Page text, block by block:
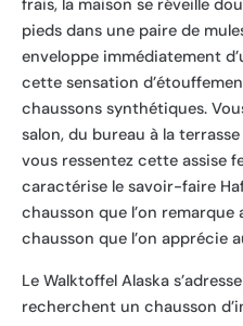
frais, la maison se réveille
pieds dans une paire de
enveloppe immédiatement
cette sensation
chaussons synthétiques.
salon, du bureau à la
vous ressentez cette assise
caractérise le savoir-faire
chausson que l’on
chausson que l’on apprécie
Le Walktoffel Alaska
recherchent un chausson